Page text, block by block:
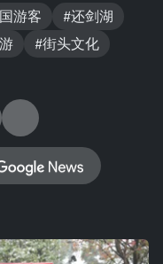
游客
#还剑湖
#街头文化